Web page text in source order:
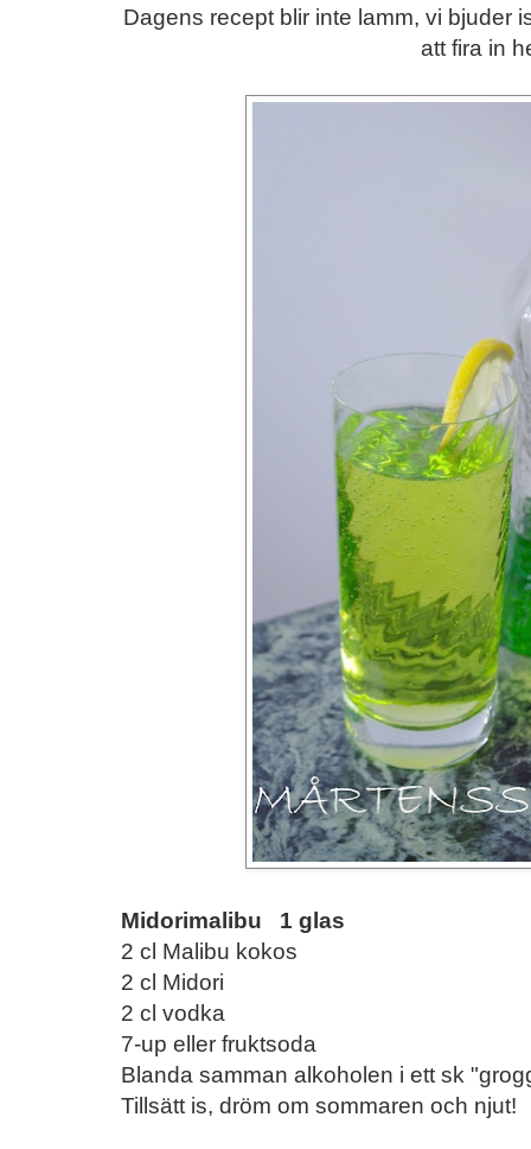
Dagens recept blir inte lamm, vi bjuder
att fira in
Midorimalibu 1 glas
2 cl Malibu kokos
2 cl Midori
2 cl vodka
7-up eller fruktsoda
Blanda samman alkoholen i ett sk
Tillsätt is, dröm om sommaren och njut!